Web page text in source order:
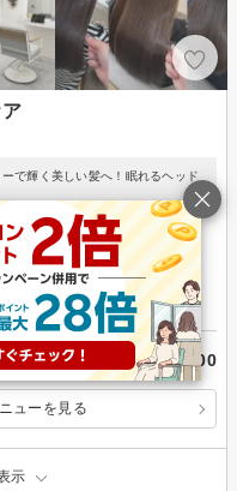
で輝く美しい髪へ！眠れるヘッド
下鉄南北線 五橋駅 徒歩5分
メンズ歓迎
マスクトリートメ
￥7,700
ューを見る
示